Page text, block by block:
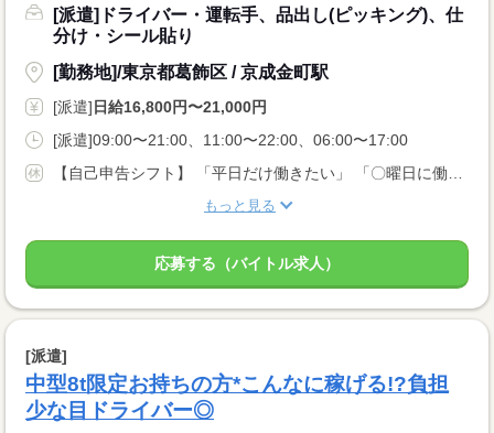
[派遣]ドライバー・運転手、品出し(ピッキング)、仕
分け・シール貼り
[勤務地]/東京都葛飾区 / 京成金町駅
[派遣]日給16,800円〜21,000円
[派遣]09:00〜21:00、11:00〜22:00、06:00〜17:00
もっと見る
応募する（バイトル求人）
[派遣]
中型8t限定お持ちの方*こんなに稼げる!?負担
少な目ドライバー◎